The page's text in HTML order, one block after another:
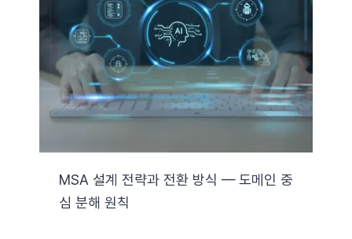
MSA 설계 전략과 전환 방식 — 도메인 중
심 분해 원칙